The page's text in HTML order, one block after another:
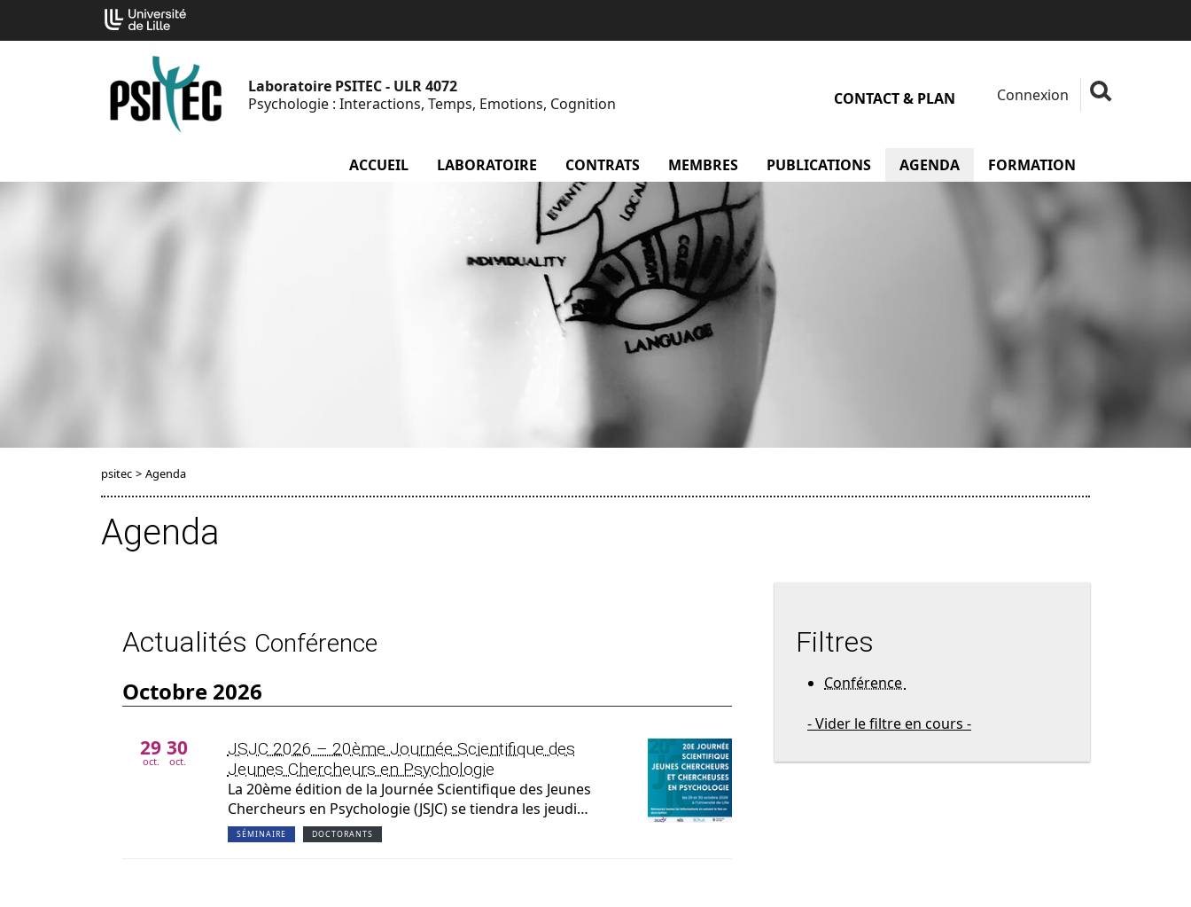
Laboratoire PSITEC - ULR 4072
Psychologie : Interactions, Temps, Emotions, Cognition
CONTACT & PLAN Connexion Rechercher
Fermer la
ACCUEIL LABORATOIRE menu Laboratoire
CONTRATS menu Contrats
MEMBRES menu Membres
PUBLICATIONS AGENDA FORMATION
psitec > Agenda
Agenda
Actualités Conférence
octobre 2026
29
oct.
30
oct.
JSJC 2026 – 20ème Journée Scientifique des
Jeunes Chercheurs en Psychologie
La 20ème édition de la Journée Scientifique des Jeunes
Chercheurs en Psychologie (JSJC) se tiendra les jeudi…
SÉMINAIRE DOCTORANTS
Filtres
Conférence
- Vider le filtre en cours -
Cookies management panel